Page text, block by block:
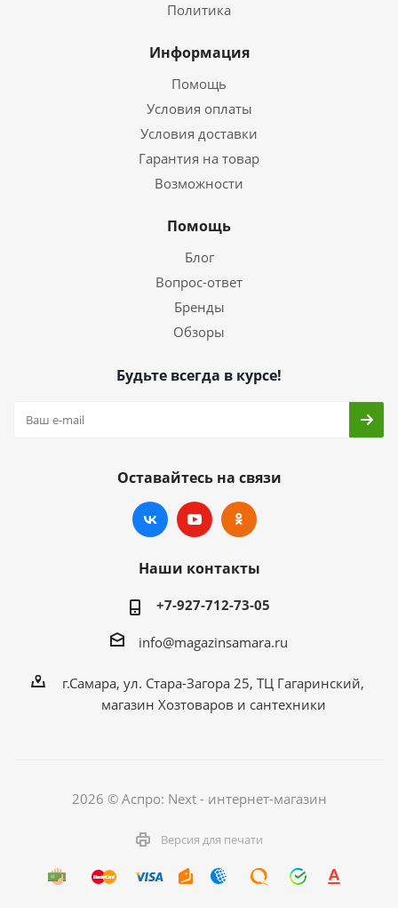
Политика
Информация
Помощь
Условия оплаты
Условия доставки
Гарантия на товар
Возможности
Помощь
Блог
Вопрос-ответ
Бренды
Обзоры
Будьте всегда в курсе!
Оставайтесь на связи
Наши контакты
+7-927-712-73-05
info@magazinsamara.ru
г.Самара, ул. Стара-Загора 25, ТЦ Гагаринский,
магазин Хозтоваров и сантехники
2026 © Аспро: Next - интернет-магазин
Версия для печати